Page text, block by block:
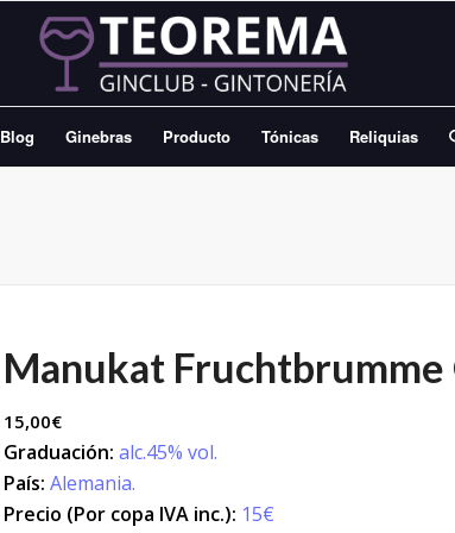
Blog Ginebras Producto Tónicas Reliquias
Manukat Fruchtbrumme
15,00€
Graduación:alc.45% vol.
País: Alemania.
Precio (Por copa IVA inc.): 15€